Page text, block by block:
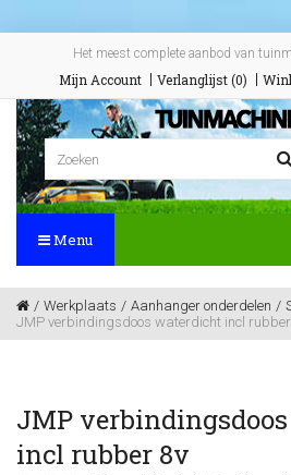
Het meest complete aanbod van
Mijn Account Verlanglijst (0)
Menu
Werkplaats Aanhanger onderdelen
JMP verbindingsdoos waterdicht incl
JMP
incl rubber 8v